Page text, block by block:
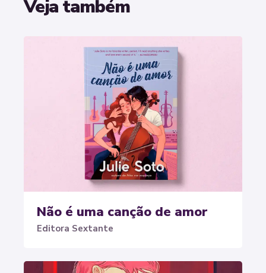
Veja também
Não é uma canção de amor
Editora Sextante